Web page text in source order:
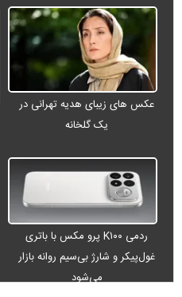
عکس های زیبای هدیه تهرانی در
یک گلخانه
ردمی K۱۰۰ پرو مکس با باتری
غول‌پیکر و شارژ بی‌سیم روانه بازار
می‌شود